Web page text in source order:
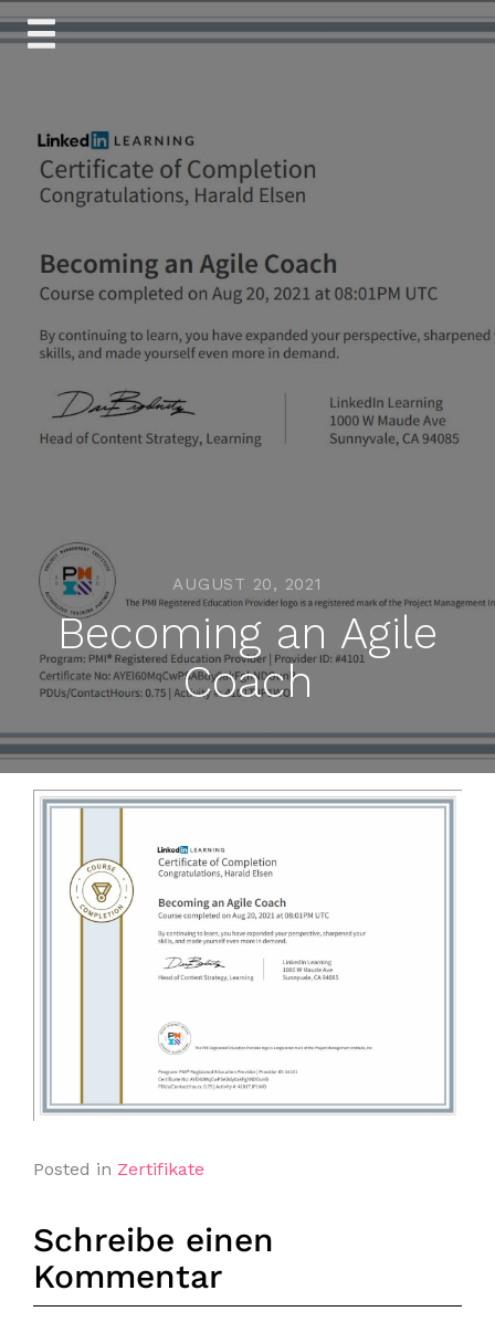
Skip
to
AUGUST 20, 2021
Becoming an Agile
Coach
Posted in Zertifikate
Schreibe einen
Kommentar